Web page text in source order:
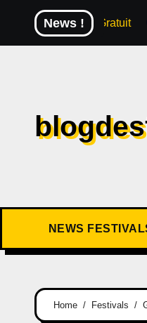
News !
Gratuit ROCK EN
NEWS
Home Festivals